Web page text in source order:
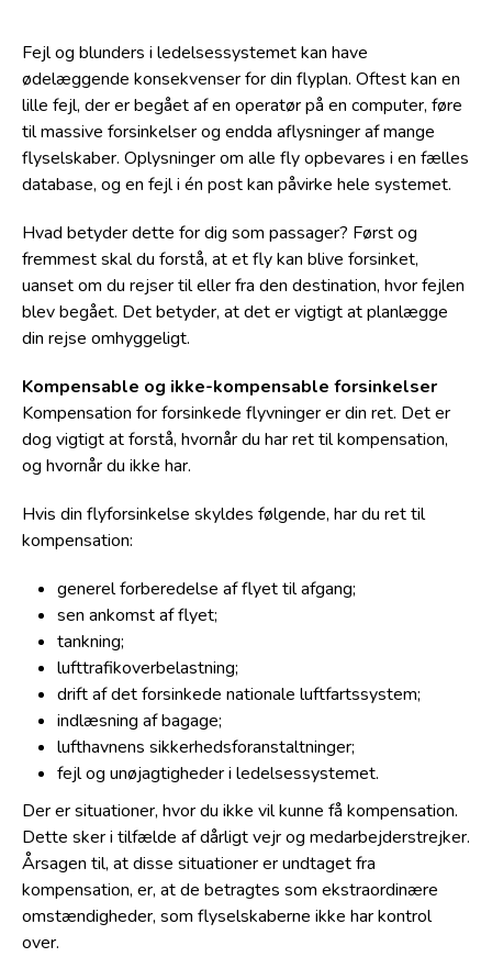
Fejl og blunders i ledelsessystemet kan have
ødelæggende konsekvenser for din flyplan. Oftest kan en
lille fejl, der er begået af en operatør på en computer, føre
til massive forsinkelser og endda aflysninger af mange
flyselskaber. Oplysninger om alle fly opbevares i en fælles
database, og en fejl i én post kan påvirke hele systemet.
Hvad betyder dette for dig som passager? Først og
fremmest skal du forstå, at et fly kan blive forsinket,
uanset om du rejser til eller fra den destination, hvor fejlen
blev begået. Det betyder, at det er vigtigt at planlægge
din rejse omhyggeligt.
Kompensable og ikke-kompensable forsinkelser
Kompensation for forsinkede flyvninger er din ret. Det er
dog vigtigt at forstå, hvornår du har ret til kompensation,
og hvornår du ikke har.
Hvis din flyforsinkelse skyldes følgende, har du ret til
kompensation:
generel forberedelse af flyet til afgang;
sen ankomst af flyet;
tankning;
lufttrafikoverbelastning;
drift af det forsinkede nationale luftfartssystem;
indlæsning af bagage;
lufthavnens sikkerhedsforanstaltninger;
fejl og unøjagtigheder i ledelsessystemet.
Der er situationer, hvor du ikke vil kunne få kompensation.
Dette sker i tilfælde af dårligt vejr og medarbejderstrejker.
Årsagen til, at disse situationer er undtaget fra
kompensation, er, at de betragtes som ekstraordinære
omstændigheder, som flyselskaberne ikke har kontrol
over.